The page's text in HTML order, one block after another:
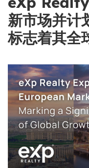
新市场并计
标志着其全